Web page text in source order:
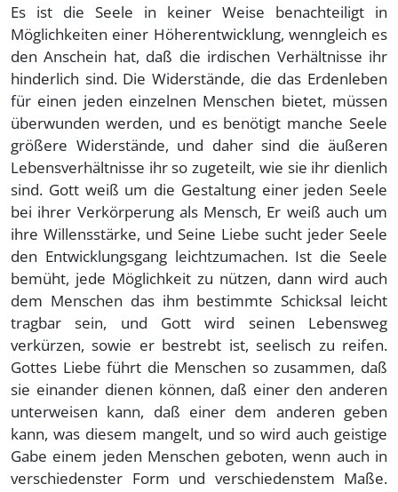
Es ist die Seele in keiner Weise benachteiligt in
Möglichkeiten einer Höherentwicklung, wenngleich es
den Anschein hat, daß die irdischen Verhältnisse ihr
hinderlich sind. Die Widerstände, die das Erdenleben
für einen jeden einzelnen Menschen bietet, müssen
überwunden werden, und es benötigt manche Seele
größere Widerstände, und daher sind die äußeren
Lebensverhältnisse ihr so zugeteilt, wie sie ihr dienlich
sind. Gott weiß um die Gestaltung einer jeden Seele
bei ihrer Verkörperung als Mensch, Er weiß auch um
ihre Willensstärke, und Seine Liebe sucht jeder Seele
den Entwicklungsgang leichtzumachen. Ist die Seele
bemüht, jede Möglichkeit zu nützen, dann wird auch
dem Menschen das ihm bestimmte Schicksal leicht
tragbar sein, und Gott wird seinen Lebensweg
verkürzen, sowie er bestrebt ist, seelisch zu reifen.
Gottes Liebe führt die Menschen so zusammen, daß
sie einander dienen können, daß einer den anderen
unterweisen kann, daß einer dem anderen geben
kann, was diesem mangelt, und so wird auch geistige
Gabe einem jeden Menschen geboten, wenn auch in
verschiedenster Form und verschiedenstem Maße.